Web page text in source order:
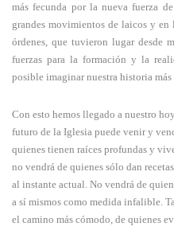
más fecunda por la nueva fuerza
grandes movimientos de laicos y en
órdenes, que tuvieron lugar desde
fuerzas para la formación y la
posible imaginar nuestra historia
Con esto hemos llegado a nuestro
futuro de la Iglesia puede venir y
quienes tienen raíces profundas y
no vendrá de quienes sólo dan
al instante actual. No vendrá de
a sí mismos como medida infalible.
el camino más cómodo, de quienes